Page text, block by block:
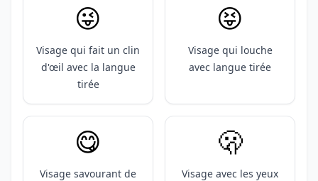
😜
Visage qui fait un clin
d'œil avec la langue
tirée
😝
Visage qui louche
avec langue tirée
😋
Visage savourant de
🫢
Visage avec les yeux